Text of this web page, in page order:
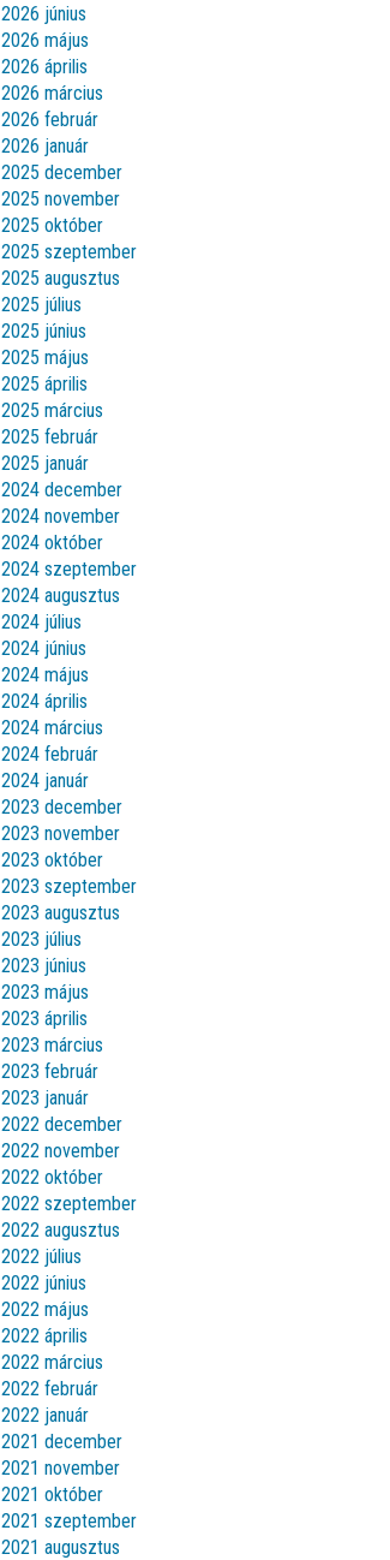
2026 június
2026 május
2026 április
2026 március
2026 február
2026 január
2025 december
2025 november
2025 október
2025 szeptember
2025 augusztus
2025 július
2025 június
2025 május
2025 április
2025 március
2025 február
2025 január
2024 december
2024 november
2024 október
2024 szeptember
2024 augusztus
2024 július
2024 június
2024 május
2024 április
2024 március
2024 február
2024 január
2023 december
2023 november
2023 október
2023 szeptember
2023 augusztus
2023 július
2023 június
2023 május
2023 április
2023 március
2023 február
2023 január
2022 december
2022 november
2022 október
2022 szeptember
2022 augusztus
2022 július
2022 június
2022 május
2022 április
2022 március
2022 február
2022 január
2021 december
2021 november
2021 október
2021 szeptember
2021 augusztus